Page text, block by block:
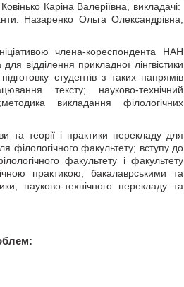
Каріна Валеріївна, викладачі:
Назаренко Ольга Олександрівна,
члена-кореспондента НАН
відділення прикладної лінгвістики
студентів з таких напрямів
тексту; науково-технічний
викладання філологічних
та теорії і практики перекладу для
філологічного факультету; вступу до
факультету і факультету
практикою, бакалаврськими та
науково-технічного перекладу та